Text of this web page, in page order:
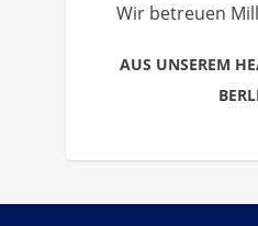
Wir betreuen
AUS UNSEREM